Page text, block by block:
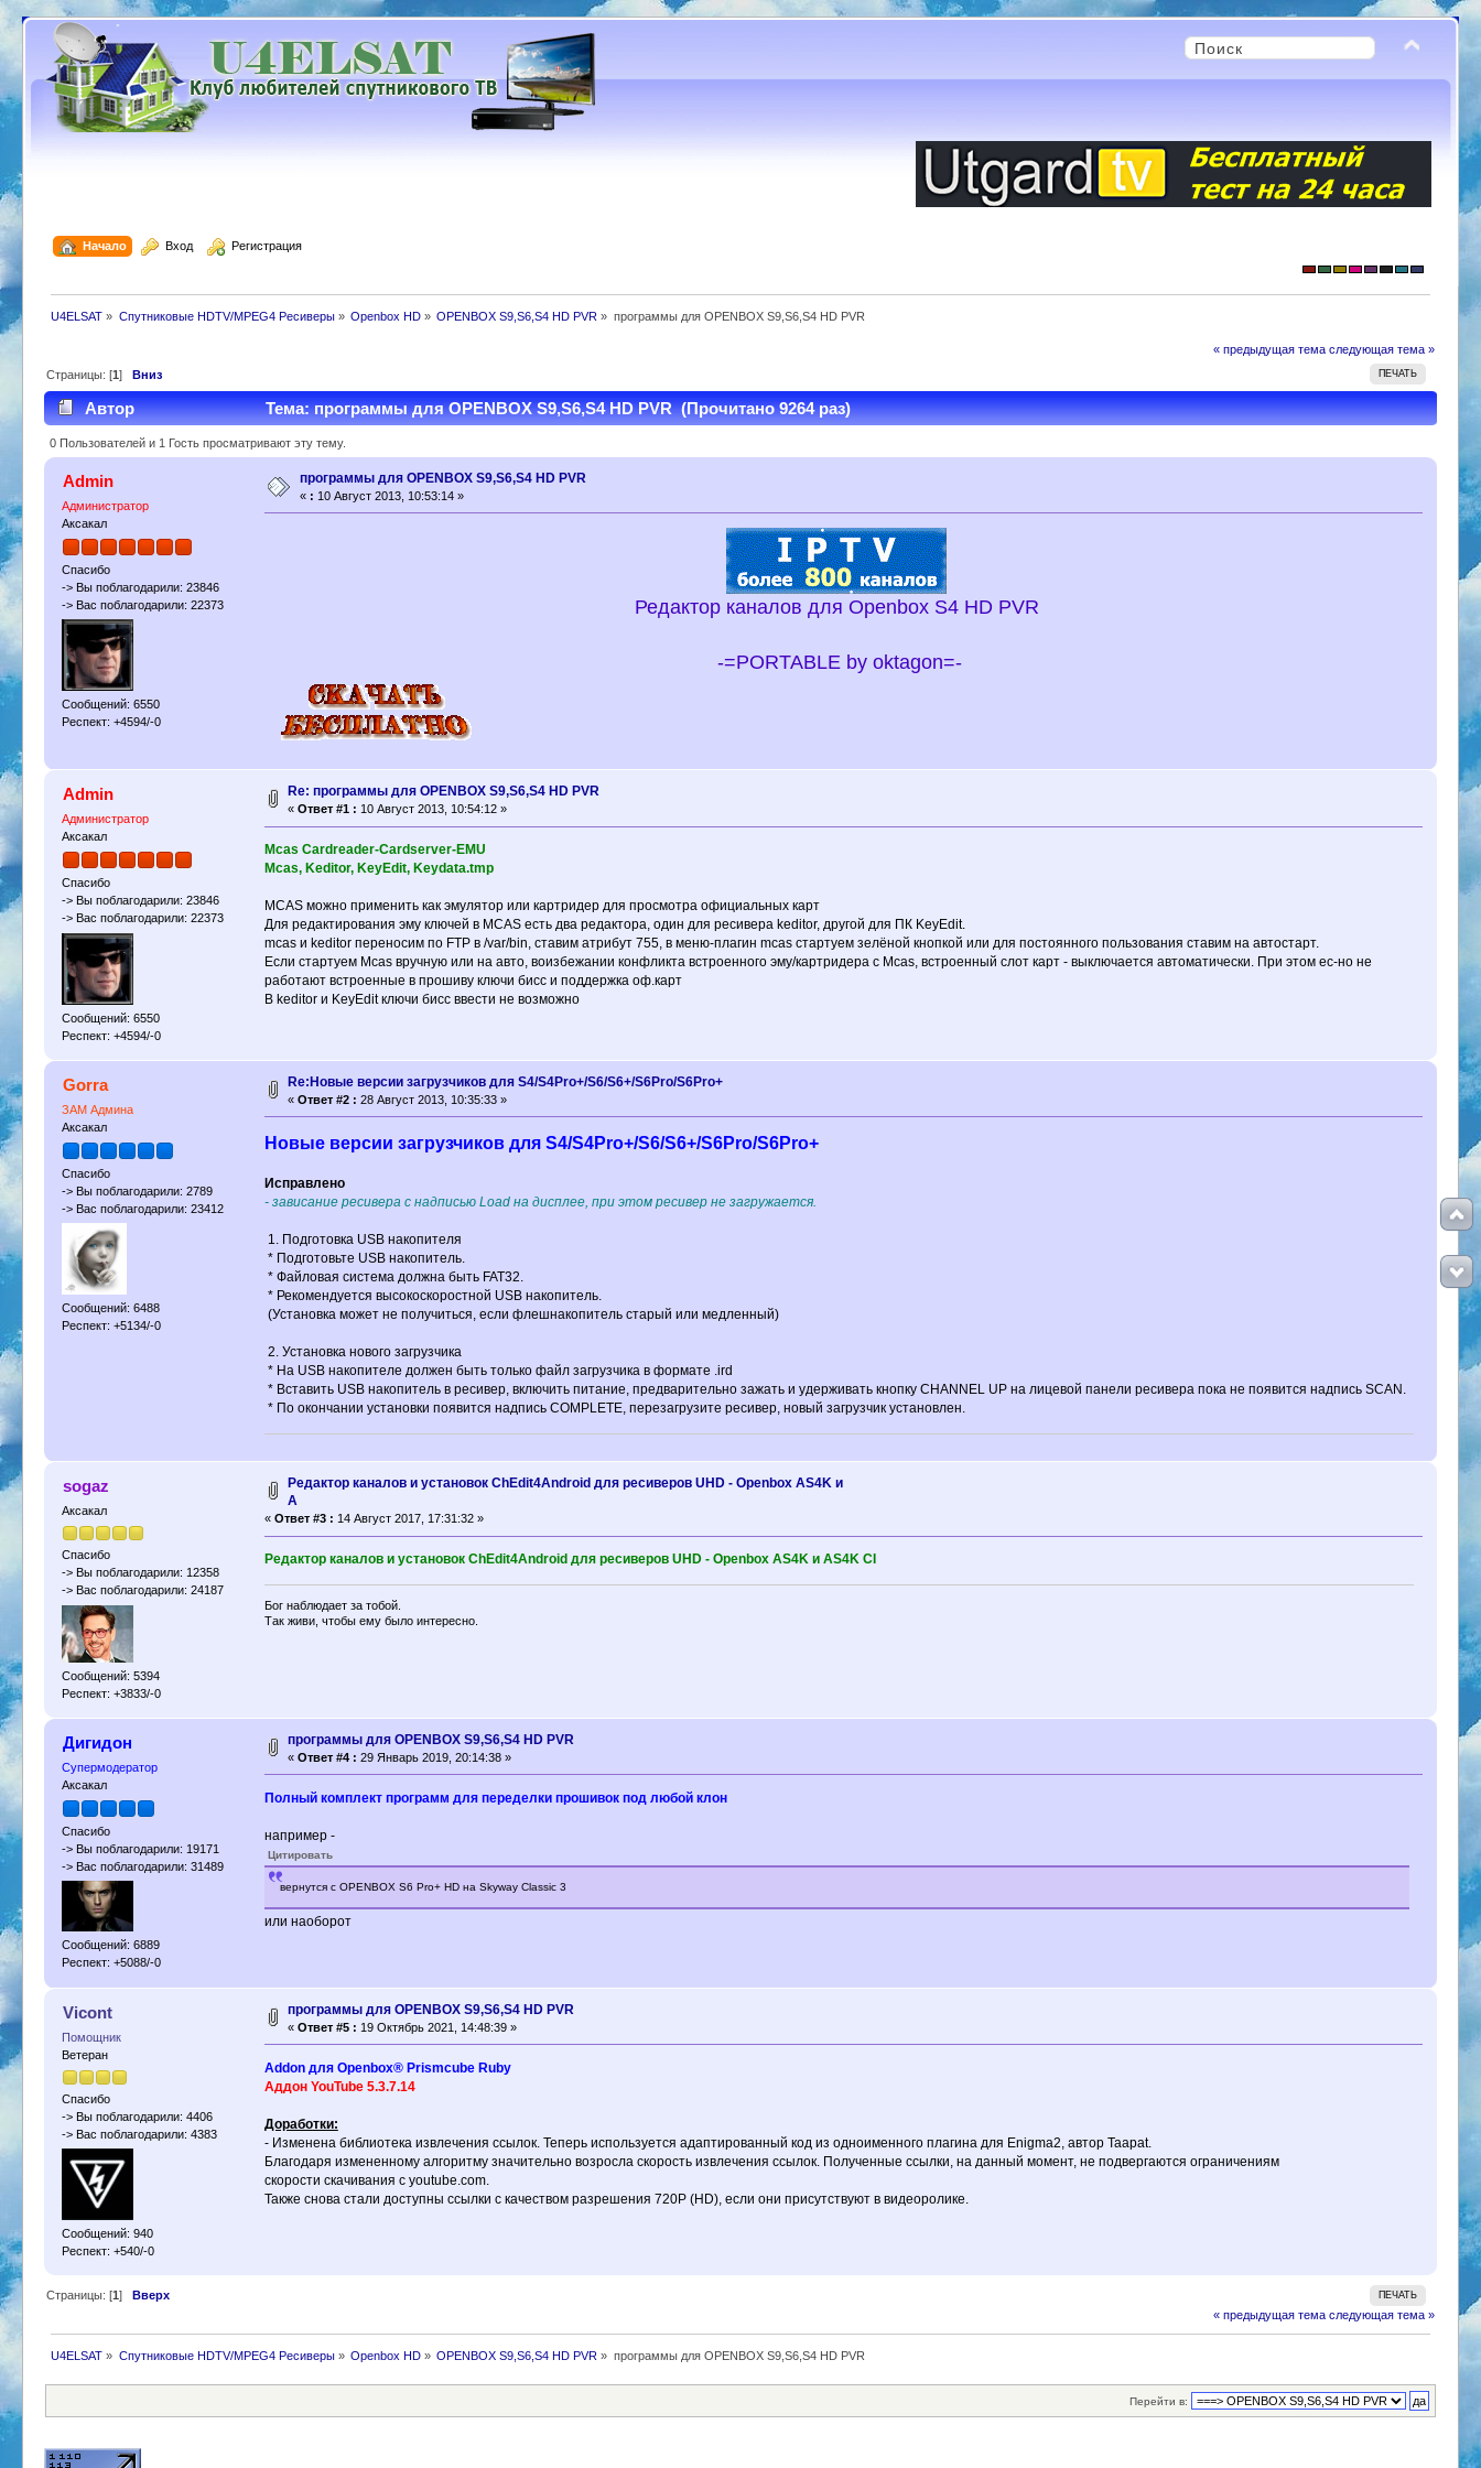
Начало Вход Регистрация
U4ELSAT » Спутниковые HDTV/MPEG4 Ресиверы» Openbox HD » OPENBOX S9,S6,S4 HD PVR » программы для OPENBOX S9,S6,S4 HD PVR
« предыдущая тема следующая тема »
ПЕЧАТЬ
Страницы: [1]Вниз
Автор Тема: программы для OPENBOX S9,S6,S4 HD PVR (Прочитано 9264 раз)
0 Пользователей и 1 Гость просматривают эту тему.
Admin
Администратор
Аксакал
Спасибо
-> Вы поблагодарили: 23846
-> Вас поблагодарили: 22373
Сообщений: 6550
Респект: +4594/-0
программы для OPENBOX S9,S6,S4 HD PVR
« : 10 Август 2013, 10:53:14 »
Редактор каналов для Openbox S4 HD PVR
-=PORTABLE by oktagon=-
Admin
Администратор
Аксакал
Спасибо
-> Вы поблагодарили: 23846
-> Вас поблагодарили: 22373
Сообщений: 6550
Респект: +4594/-0
Re: программы для OPENBOX S9,S6,S4 HD PVR
«Ответ #1 : 10 Август 2013, 10:54:12 »
Mcas Cardreader-Cardserver-EMU
Mcas, Keditor, KeyEdit, Keydata.tmp
MCAS можно применить как эмулятор или картридер для просмотра официальных карт
Для редактирования эму ключей в MCAS есть два редактора, один для ресивера keditor, другой для ПК KeyEdit.
mcas и keditor переносим по FTP в /var/bin, ставим атрибут 755, в меню-плагин mcas стартуем зелёной кнопкой или для постоянного пользования ставим на автостарт.
Если стартуем Mcas вручную или на авто, воизбежании конфликта встроенного эму/картридера с Mcas, встроенный слот карт - выключается автоматически. При этом ес-но не
работают встроенные в прошиву ключи бисс и поддержка оф.карт
В keditor и KeyEdit ключи бисс ввести не возможно
Gorra
ЗАМ Админа
Аксакал
Спасибо
-> Вы поблагодарили: 2789
-> Вас поблагодарили: 23412
Сообщений: 6488
Респект: +5134/-0
Re:Новые версии загрузчиков для S4/S4Pro+/S6/S6+/S6Pro/S6Pro+
«Ответ #2 : 28 Август 2013, 10:35:33 »
Новые версии загрузчиков для S4/S4Pro+/S6/S6+/S6Pro/S6Pro+
Исправлено
- зависание ресивера с надписью Load на дисплее, при этом ресивер не загружается.
1. Подготовка USB накопителя
* Подготовьте USB накопитель.
* Файловая система должна быть FAT32.
* Рекомендуется высокоскоростной USB накопитель.
(Установка может не получиться, если флешнакопитель старый или медленный)
2. Установка нового загрузчика
* На USB накопителе должен быть только файл загрузчика в формате .ird
* Вставить USB накопитель в ресивер, включить питание, предварительно зажать и удерживать кнопку CHANNEL UP на лицевой панели ресивера пока не появится надпись SCAN.
* По окончании установки появится надпись COMPLETE, перезагрузите ресивер, новый загрузчик установлен.
sogaz
Аксакал
Спасибо
-> Вы поблагодарили: 12358
-> Вас поблагодарили: 24187
Сообщений: 5394
Респект: +3833/-0
Редактор каналов и установок ChEdit4Android для ресиверов UHD - Openbox AS4K и
A
« Ответ #3 : 14 Август 2017, 17:31:32 »
Редактор каналов и установок ChEdit4Android для ресиверов UHD - Openbox AS4K и AS4K CI
Бог наблюдает за тобой.
Так живи, чтобы ему было интересно.
Дигидон
Супермодератор
Аксакал
Спасибо
-> Вы поблагодарили: 19171
-> Вас поблагодарили: 31489
Сообщений: 6889
Респект: +5088/-0
программы для OPENBOX S9,S6,S4 HD PVR
«Ответ #4 : 29 Январь 2019, 20:14:38 »
Полный комплект программ для переделки прошивок под любой клон
например -
Цитировать
вернутся с OPENBOX S6 Pro+ HD на Skyway Classic 3
или наоборот
Vicont
Помощник
Ветеран
Спасибо
-> Вы поблагодарили: 4406
-> Вас поблагодарили: 4383
Сообщений: 940
Респект: +540/-0
программы для OPENBOX S9,S6,S4 HD PVR
«Ответ #5 : 19 Октябрь 2021, 14:48:39 »
Addon для Openbox® Prismcube Ruby
Аддон YouTube 5.3.7.14
Доработки:
- Изменена библиотека извлечения ссылок. Теперь используется адаптированный код из одноименного плагина для Enigma2, автор Taapat.
Благодаря измененному алгоритму значительно возросла скорость извлечения ссылок. Полученные ссылки, на данный момент, не подвергаются ограничениям
скорости скачивания с youtube.com.
Также снова стали доступны ссылки с качеством разрешения 720P (HD), если они присутствуют в видеоролике.
ПЕЧАТЬ
Страницы: [1]
Вверх
« предыдущая тема следующая тема »
U4ELSAT » Спутниковые HDTV/MPEG4 Ресиверы» Openbox HD » OPENBOX S9,S6,S4 HD PVR » программы для OPENBOX S9,S6,S4 HD PVR
Перейти в: